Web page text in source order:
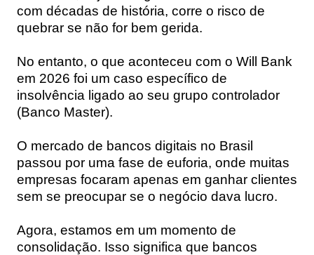
com décadas de história, corre o risco de
quebrar se não for bem gerida.
No entanto, o que aconteceu com o Will Bank
em 2026 foi um caso específico de
insolvência ligado ao seu grupo controlador
(Banco Master).
O mercado de bancos digitais no Brasil
passou por uma fase de euforia, onde muitas
empresas focaram apenas em ganhar clientes
sem se preocupar se o negócio dava lucro.
Agora, estamos em um momento de
consolidação. Isso significa que bancos